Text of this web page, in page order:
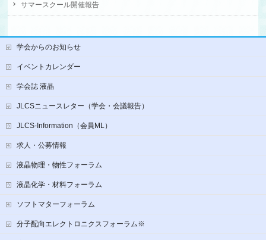
サマースクール開催報告
学会からのお知らせ
イベントカレンダー
学会誌 液晶
JLCSニュースレター（学会・会議報告）
JLCS-Information（会員ML）
求人・公募情報
液晶物理・物性フォーラム
液晶化学・材料フォーラム
ソフトマターフォーラム
分子配向エレクトロニクスフォーラム※